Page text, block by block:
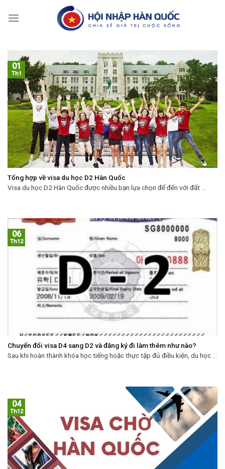
Tổng hợp về visa du học D2 Hàn Quốc
Visa du học D2 Hàn Quốc được nhiều bạn lựa chọn để đến với đất ...
01
Th1
Chuyển đổi visa D4 sang D2 và đăng ký đi làm thêm như nào?
Sau khi hoàn thành khóa học tiếng hoặc thực tập đủ điều kiện, du học ...
06
Th12
04
Th12